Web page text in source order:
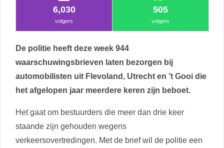
6,030
volgers
505
volgers
De politie heeft deze week 944
waarschuwingsbrieven laten bezorgen bij
automobilisten uit Flevoland, Utrecht en ’t Gooi die
het afgelopen jaar meerdere keren zijn beboet.
Het gaat om bestuurders die meer dan drie keer
staande zijn gehouden wegens
verkeersovertredingen. Met de brief wil de politie een